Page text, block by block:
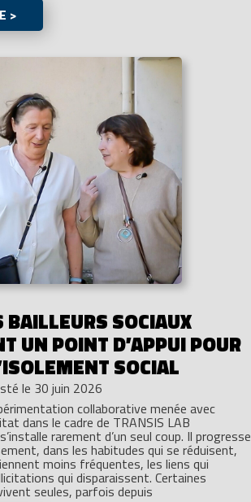
>
BAILLEURS SOCIAUX
UN POINT D’APPUI POUR
SOCIAL
le 30 juin 2026
collaborative menée avec
dans le cadre de TRANSIS LAB
rarement d’un seul coup. Il progresse
dans les habitudes qui se réduisent,
moins fréquentes, les liens qui
qui disparaissent. Certaines
seules, parfois depuis